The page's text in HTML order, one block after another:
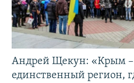
Андрей Щекун: «Крым –
единственный регион,